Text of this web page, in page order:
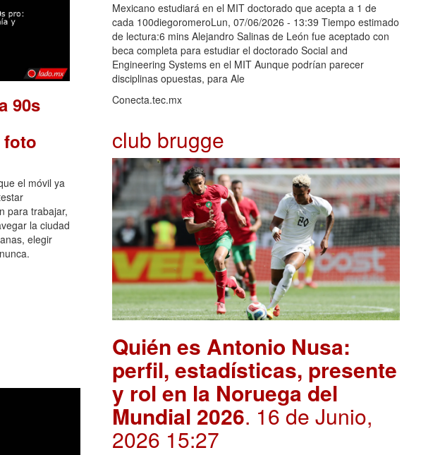
90s
foto
el móvil ya
para trabajar,
la ciudad
elegir
Mexicano estudiará en el MIT doctorado que acepta a 1 de
cada 100diegoromeroLun, 07/06/2026 - 13:39 Tiempo estimado
de lectura:6 mins Alejandro Salinas de León fue aceptado con
beca completa para estudiar el doctorado Social and
Engineering Systems en el MIT Aunque podrían parecer
disciplinas opuestas, para Ale
Conecta.tec.mx
club brugge
Quién es Antonio Nusa:
perfil, estadísticas, presente
y rol en la Noruega del
Mundial 2026. 16 de Junio,
2026 15:27